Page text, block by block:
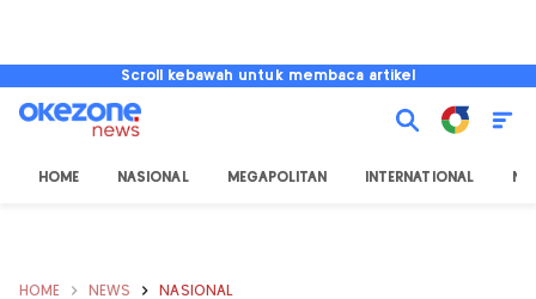
Scroll kebawah untuk membaca artikel
HOME NASIONAL MEGAPOLITAN INTERNATIONAL
HOME NEWS NASIONAL